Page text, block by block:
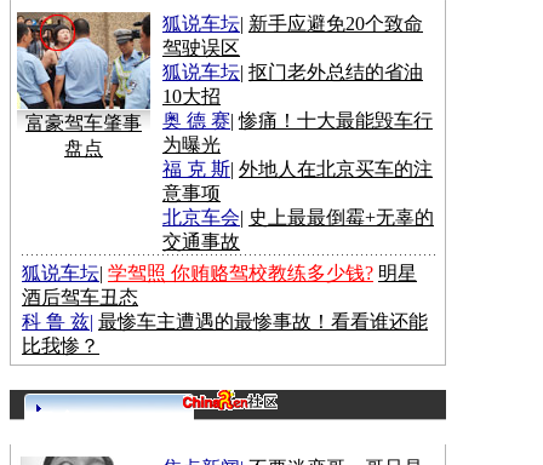
富豪驾车肇事
盘点
狐说车坛| 新手应避免20个致命
驾驶误区
狐说车坛| 抠门老外总结的省油
10大招
奥 德 赛|惨痛！十大最能毁车行
为曝光
福 克 斯| 外地人在北京买车的注
意事项
北京车会| 史上最最倒霉+无辜的
交通事故
狐说车坛| 学驾照 你贿赂驾校教练多少钱? 明星
酒后驾车丑态
科 鲁 兹| 最惨车主遭遇的最惨事故！看看谁还能
比我惨？